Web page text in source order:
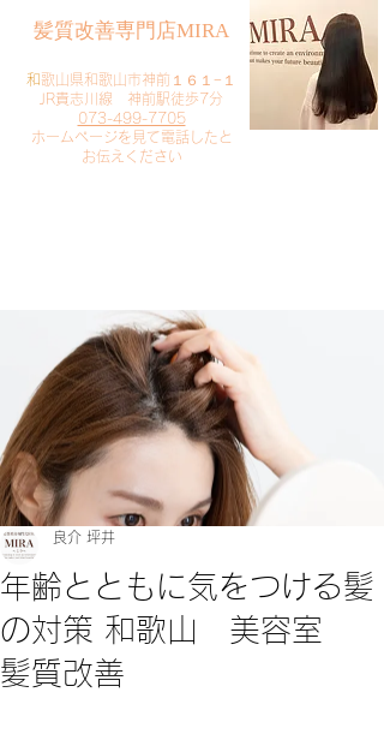
​髪質改善専門店MIRA
​和歌山県和歌山市神前１６１−１
JR貴志川線 神前駅徒歩7分
073-499-7705
​ホームページを見て電話したと
お伝えください
年齢とともに気をつける髪
の対策 和歌山 美容室
髪質改善
良介 坪井